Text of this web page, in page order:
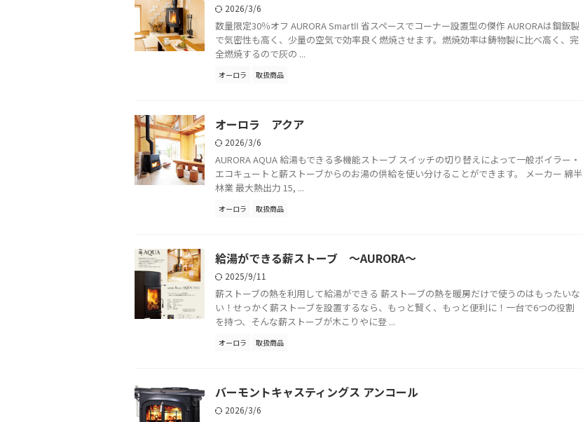
2026/3/6
数量限定30％オフ AURORA SmartⅡ 省スペースでコーナー設置型の傑作 AURORAは鋼鈑製
で気密性も高く、少量の空気で効率良く燃焼させます。燃焼効率は鋳物製に比べ高く、完
全燃焼するので灰の ...
オーロラ 取扱商品
オーロラ アクア
2026/3/6
AURORA AQUA 給湯もできる多機能ストーブ スイッチの切り替えによって一般ボイラー・
エコキュートと薪ストーブからのお湯の供給を使い分けることができます。 メーカー 綿半
林業 最大熱出力 15, ...
オーロラ 取扱商品
給湯ができる薪ストーブ ～AURORA～
2025/9/11
薪ストーブの熱を利用して給湯ができる 薪ストーブの熱を暖房だけで使うのはもったいな
い！せっかく薪ストーブを設置するなら、もっと賢く、もっと便利に！一台で6つの役割
を持つ、そんな薪ストーブが木こりやに登 ...
オーロラ 取扱商品
バーモントキャスティングス アンコール
2026/3/6